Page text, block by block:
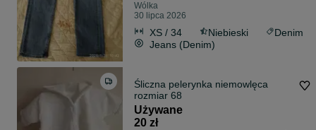
Wólka
30 lipca 2026
XS / 34 Niebieski
Denim
Jeans (Denim)
Śliczna pelerynka niemowlęca
rozmiar 68
Używane
20 zł